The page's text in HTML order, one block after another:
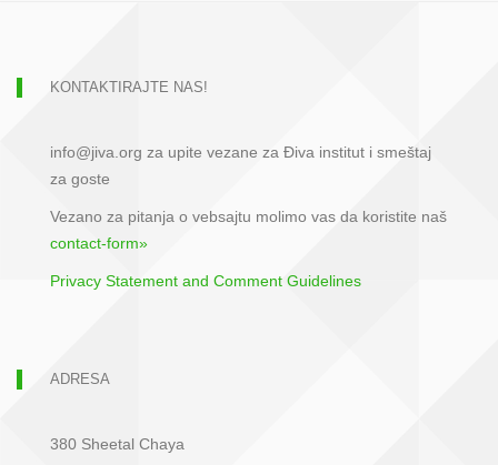
KONTAKTIRAJTE NAS!
info@jiva.org za upite vezane za Điva institut i smeštaj
za goste
Vezano za pitanja o vebsajtu molimo vas da koristite naš
contact-form»
Privacy Statement and Comment Guidelines
ADRESA
380 Sheetal Chaya